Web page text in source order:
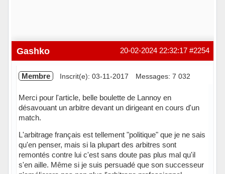
#2254
20-02-2024 22:32:17
Gashko
Membre Inscrit(e): 03-11-2017 Messages: 7 032
Merci pour l'article, belle boulette de Lannoy en
désavouant un arbitre devant un dirigeant en cours d'un
match.
L'arbitrage français est tellement "politique" que je ne sais
qu'en penser, mais si la plupart des arbitres sont
remontés contre lui c'est sans doute pas plus mal qu'il
s'en aille. Même si je suis persuadé que son successeur